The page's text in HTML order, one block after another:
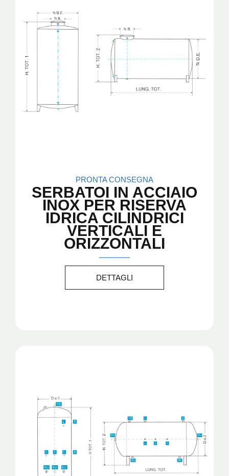
PRONTA CONSEGNA
SERBATOI IN ACCIAIO
INOX PER RISERVA
IDRICA CILINDRICI
VERTICALI E
ORIZZONTALI
DETTAGLI